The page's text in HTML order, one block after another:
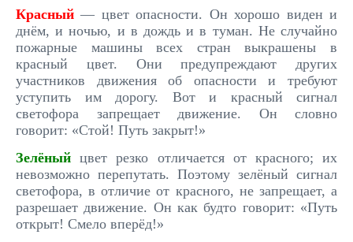
Красный — цвет опасности. Он хорошо виден и
днём, и ночью, и в дождь и в туман. Не случайно
пожарные машины всех стран выкрашены в
красный цвет. Они предупреждают других
участников движения об опасности и требуют
уступить им дорогу. Вот и красный сигнал
светофора запрещает движение. Он словно
говорит: «Стой! Путь закрыт!»
Зелёный цвет резко отличается от красного; их
невозможно перепутать. Поэтому зелёный сигнал
светофора, в отличие от красного, не запрещает, а
разрешает движение. Он как будто говорит: «Путь
открыт! Смело вперёд!»